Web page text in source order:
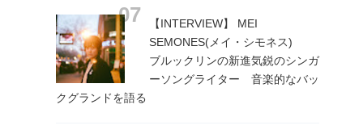
【INTERVIEW】 MEI
SEMONES(メイ・シモネス)
ブルックリンの新進気鋭のシンガ
ーソングライター 音楽的なバッ
クグランドを語る